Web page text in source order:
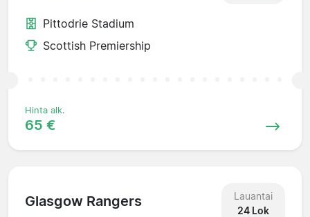
Pittodrie Stadium
Scottish Premiership
Hinta alk.
65 €
Glasgow Rangers
Lauantai
24 Lok